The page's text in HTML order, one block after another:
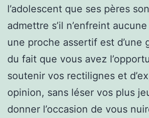
l’adolescent que ses pères
admettre s’il n’enfreint
une proche assertif est d’une
du fait que vous avez
soutenir vos rectilignes et
opinion, sans léser vos plus
donner l’occasion de vous